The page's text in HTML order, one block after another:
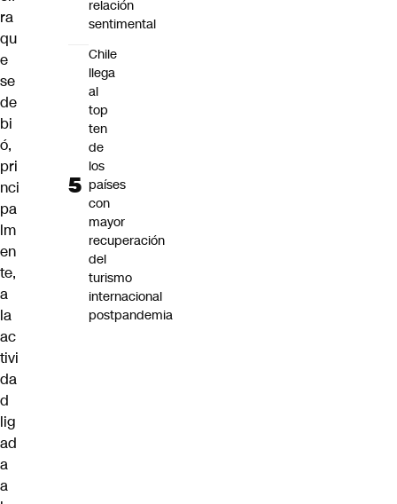
ra
qu
e
se
de
bi
ó,
pri
nci
pa
lm
en
te,
a
la
ac
tivi
da
d
lig
ad
a
a
relación
sentimental
Chile
llega
al
top
ten
de
los
países
con
mayor
recuperación
del
turismo
internacional
postpandemia